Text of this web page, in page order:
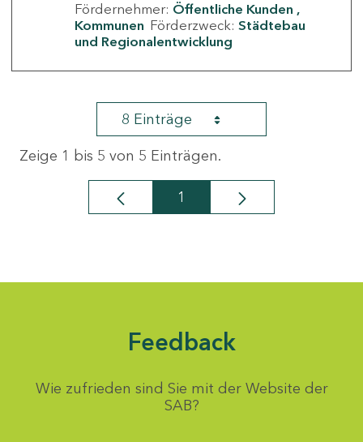
Fördernehmer: Öffentliche Kunden
Kommunen Förderzweck: Städtebau
und Regionalentwicklung
8 Einträge
Zeige 1 bis 5 von 5 Einträgen.
Seite
1
Feedback
Wie zufrieden sind Sie mit der Website der
SAB?